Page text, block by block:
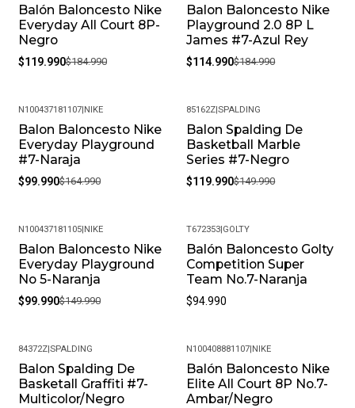
-35%
Balón Baloncesto Nike
Everyday All Court 8P-
Negro
$119.990$184.990
-38%
Balon Baloncesto Nike
Playground 2.0 8P L
James #7-Azul Rey
$114.990$184.990
-39%
N100437181107|NIKE
Balon Baloncesto Nike
Everyday Playground
#7-Naraja
$99.990$164.990
-20%
85162Z|SPALDING
Balon Spalding De
Basketball Marble
Series #7-Negro
$119.990$149.990
-33%
N100437181105|NIKE
Balon Baloncesto Nike
Everyday Playground
No 5-Naranja
$99.990$149.990
T672353|GOLTY
Balón Baloncesto Golty
Competition Super
Team No.7-Naranja
$94.990
-19%
84372Z|SPALDING
Balon Spalding De
Basketall Graffiti #7-
Multicolor/Negro
-38%
N100408881107|NIKE
Balón Baloncesto Nike
Elite All Court 8P No.7-
Ambar/Negro